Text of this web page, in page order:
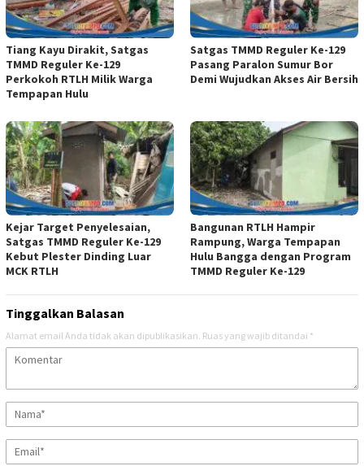
Tiang Kayu Dirakit, Satgas
TMMD Reguler Ke-129
Perkokoh RTLH Milik Warga
Tempapan Hulu
Satgas TMMD Reguler Ke-129
Pasang Paralon Sumur Bor
Demi Wujudkan Akses Air Bersih
Kejar Target Penyelesaian,
Satgas TMMD Reguler Ke-129
Kebut Plester Dinding Luar
MCK RTLH
Bangunan RTLH Hampir
Rampung, Warga Tempapan
Hulu Bangga dengan Program
TMMD Reguler Ke-129
Tinggalkan Balasan
Alamat email Anda tidak akan dipublikasikan. Ruas yang wajib ditandai *